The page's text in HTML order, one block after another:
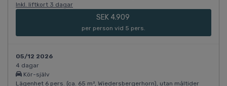
Inkl. liftkort 3 dagar
SEK 4.909
per person vid 5 pers.
05/12 2026
4 dagar
Kör-själv
Lägenhet 6 pers. (ca. 65 m², Wiedersbergerhorn), utan måltider